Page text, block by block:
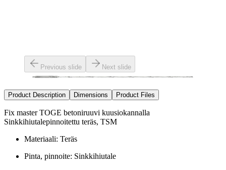
Previous slide Next slide
Product Description Dimensions Product Files
Fix master TOGE betoniruuvi kuusiokannalla
Sinkkihiutalepinnoitettu teräs, TSM
Materiaali: Teräs
Pinta, pinnoite: Sinkkihiutale